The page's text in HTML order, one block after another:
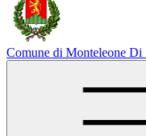
Comune di Monteleone Di